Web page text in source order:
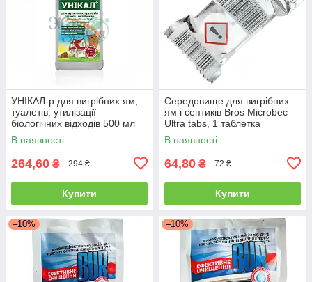
УНІКАЛ-р для вигрібних ям,
туалетів, утилізації
біологічних відходів 500 мл
В наявності
264,60 ₴ 294 ₴
Купити
Середовище для вигрібних
ям і септиків Bros Microbec
Ultra tabs, 1 таблетка
В наявності
64,80 ₴ 72 ₴
Купити
–10% –10%